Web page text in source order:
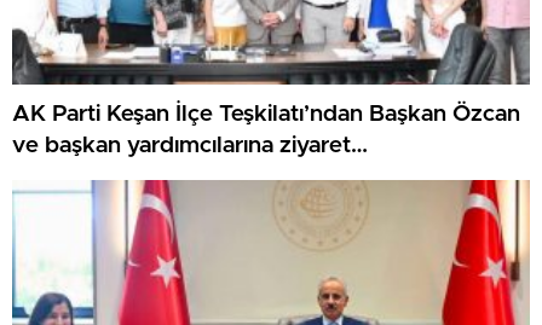
AK Parti Keşan İlçe Teşkilatı’ndan Başkan Özcan
ve başkan yardımcılarına ziyaret…